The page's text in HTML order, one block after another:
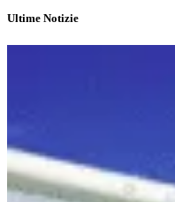
Ultime Notizie